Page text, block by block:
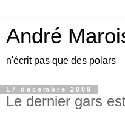
André
n'écrit pas que des polars
17 décembre 2009
Le dernier gars